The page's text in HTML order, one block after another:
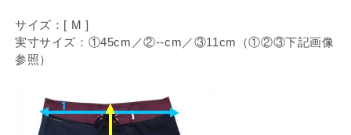
サイズ：[ M ]
実寸サイズ：①45cm／②--cm／③11cm（①②③下記画像
参照）